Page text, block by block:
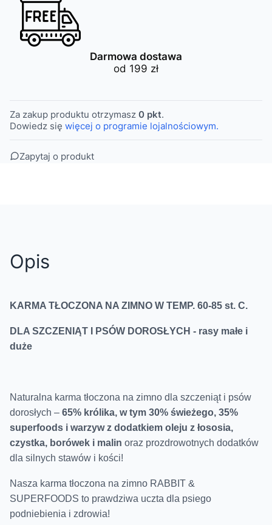
Darmowa dostawa
od 199 zł
Za zakup produktu otrzymasz 0 pkt.
Dowiedz się więcej o programie lojalnościowym.
Zapytaj o produkt
Opis
KARMA TŁOCZONA NA ZIMNO W TEMP. 60-85 st. C.
DLA SZCZENIĄT I PSÓW DOROSŁYCH - rasy małe i
duże
Naturalna karma tłoczona na zimno dla szczeniąt i psów
dorosłych – 65% królika, w tym 30% świeżego, 35%
superfoods i warzyw z dodatkiem oleju z łososia,
czystka, borówek i malin oraz prozdrowotnych dodatków
dla silnych stawów i kości!
Nasza karma tłoczona na zimno RABBIT &
SUPERFOODS to prawdziwa uczta dla psiego
podniebienia i zdrowia!